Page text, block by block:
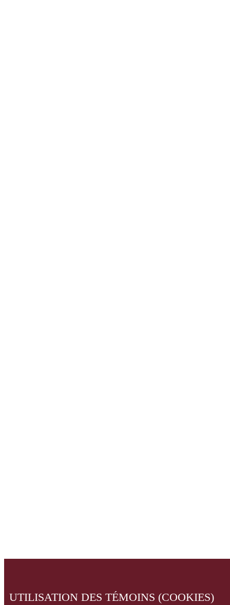
UTILISATION DES TÉMOINS (COOKIES)